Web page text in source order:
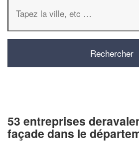
53 entreprises
façade dans le